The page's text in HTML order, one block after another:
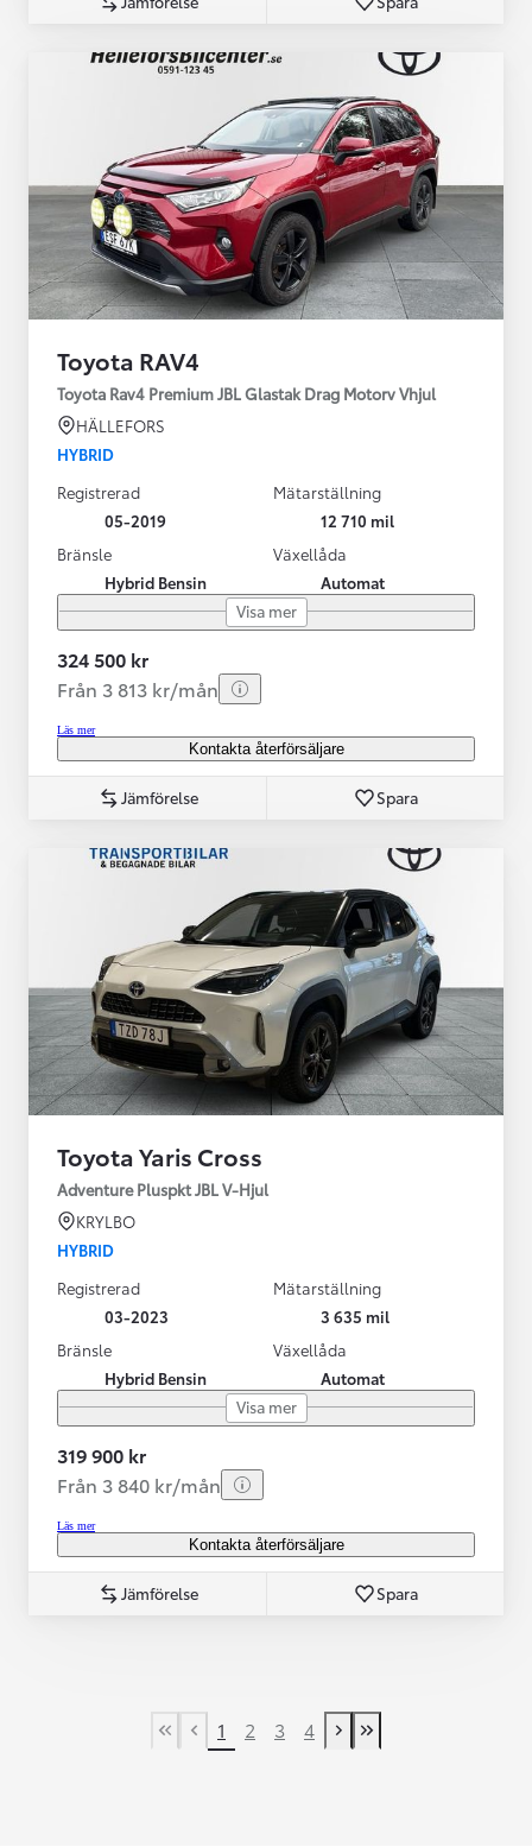
Toyota RAV4
Toyota Rav4 Premium JBL Glastak Drag Motorv Vhjul
HÄLLEFORS
HYBRID
Registrerad
05-2019
Mätarställning
12 710 mil
Bränsle
Hybrid Bensin
Växellåda
Automat
Visa mer
324 500 kr
Från 3 813 kr/mån
Läs mer
Kontakta återförsäljare
Jämförelse Spara
Toyota Yaris Cross
Adventure Pluspkt JBL V-Hjul
KRYLBO
HYBRID
Registrerad
03-2023
Mätarställning
3 635 mil
Bränsle
Hybrid Bensin
Växellåda
Automat
Visa mer
319 900 kr
Från 3 840 kr/mån
Läs mer
Kontakta återförsäljare
Jämförelse Spara
First Page
Previous page
1 2 3 4
Next page
Last Page